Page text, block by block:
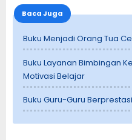
Baca Juga
Buku Menjadi Orang Tua
Buku Layanan Bimbingan
Motivasi Belajar
Buku Guru-Guru